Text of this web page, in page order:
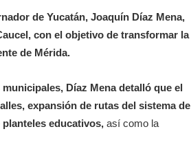
de Yucatán, Joaquín Díaz Mena,
con el objetivo de transformar la
de Mérida.
Díaz Mena detalló que el
expansión de rutas del sistema de
educativos, así como la